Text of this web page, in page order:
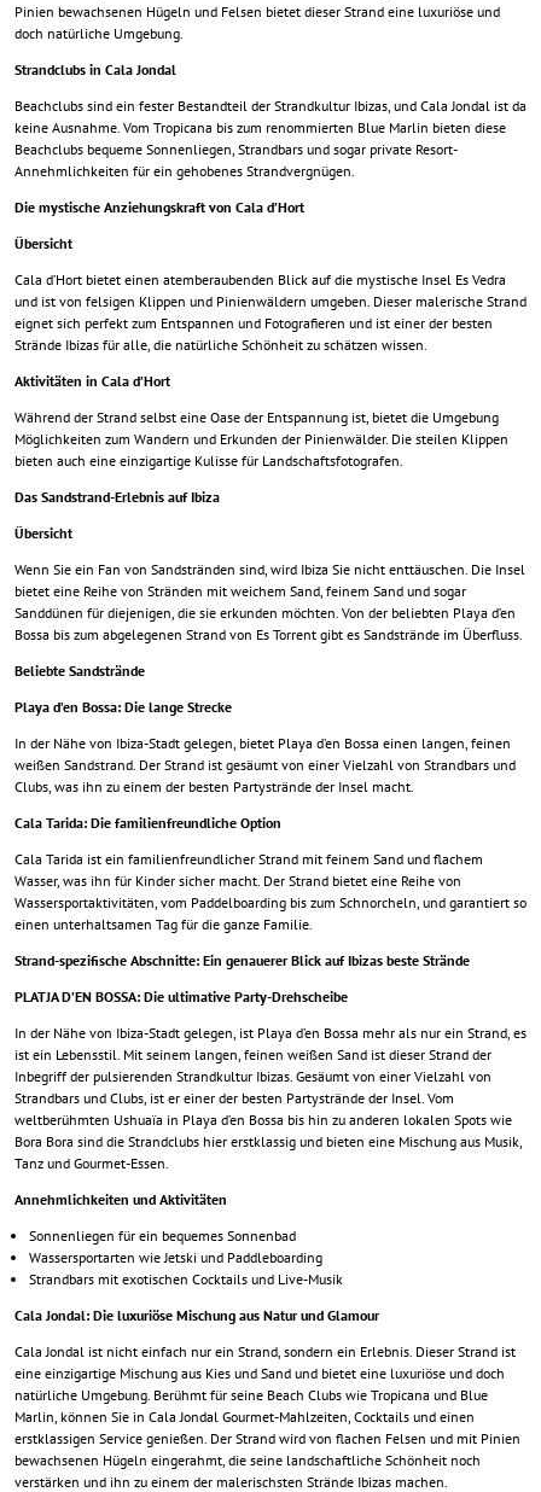
Pinien bewachsenen Hügeln und Felsen bietet dieser Strand eine luxuriöse und
doch natürliche Umgebung.
Strandclubs in Cala Jondal
Beachclubs sind ein fester Bestandteil der Strandkultur Ibizas, und Cala Jondal ist da
keine Ausnahme. Vom Tropicana bis zum renommierten Blue Marlin bieten diese
Beachclubs bequeme Sonnenliegen, Strandbars und sogar private Resort-
Annehmlichkeiten für ein gehobenes Strandvergnügen.
Die mystische Anziehungskraft von Cala d’Hort
Übersicht
Cala d’Hort bietet einen atemberaubenden Blick auf die mystische Insel Es Vedra
und ist von felsigen Klippen und Pinienwäldern umgeben. Dieser malerische Strand
eignet sich perfekt zum Entspannen und Fotografieren und ist einer der besten
Strände Ibizas für alle, die natürliche Schönheit zu schätzen wissen.
Aktivitäten in Cala d’Hort
Während der Strand selbst eine Oase der Entspannung ist, bietet die Umgebung
Möglichkeiten zum Wandern und Erkunden der Pinienwälder. Die steilen Klippen
bieten auch eine einzigartige Kulisse für Landschaftsfotografen.
Das Sandstrand-Erlebnis auf Ibiza
Übersicht
Wenn Sie ein Fan von Sandstränden sind, wird Ibiza Sie nicht enttäuschen. Die Insel
bietet eine Reihe von Stränden mit weichem Sand, feinem Sand und sogar
Sanddünen für diejenigen, die sie erkunden möchten. Von der beliebten Playa d’en
Bossa bis zum abgelegenen Strand von Es Torrent gibt es Sandstrände im Überfluss.
Beliebte Sandstrände
Playa d’en Bossa: Die lange Strecke
In der Nähe von Ibiza-Stadt gelegen, bietet Playa d’en Bossa einen langen, feinen
weißen Sandstrand. Der Strand ist gesäumt von einer Vielzahl von Strandbars und
Clubs, was ihn zu einem der besten Partystrände der Insel macht.
Cala Tarida: Die familienfreundliche Option
Cala Tarida ist ein familienfreundlicher Strand mit feinem Sand und flachem
Wasser, was ihn für Kinder sicher macht. Der Strand bietet eine Reihe von
Wassersportaktivitäten, vom Paddelboarding bis zum Schnorcheln, und garantiert so
einen unterhaltsamen Tag für die ganze Familie.
Strand-spezifische Abschnitte: Ein genauerer Blick auf Ibizas beste Strände
PLATJA D’EN BOSSA: Die ultimative Party-Drehscheibe
In der Nähe von Ibiza-Stadt gelegen, ist Playa d’en Bossa mehr als nur ein Strand, es
ist ein Lebensstil. Mit seinem langen, feinen weißen Sand ist dieser Strand der
Inbegriff der pulsierenden Strandkultur Ibizas. Gesäumt von einer Vielzahl von
Strandbars und Clubs, ist er einer der besten Partystrände der Insel. Vom
weltberühmten Ushuaïa in Playa d’en Bossa bis hin zu anderen lokalen Spots wie
Bora Bora sind die Strandclubs hier erstklassig und bieten eine Mischung aus Musik,
Tanz und Gourmet-Essen.
Annehmlichkeiten und Aktivitäten
Sonnenliegen für ein bequemes Sonnenbad
Wassersportarten wie Jetski und Paddleboarding
Strandbars mit exotischen Cocktails und Live-Musik
Cala Jondal: Die luxuriöse Mischung aus Natur und Glamour
Cala Jondal ist nicht einfach nur ein Strand, sondern ein Erlebnis. Dieser Strand ist
eine einzigartige Mischung aus Kies und Sand und bietet eine luxuriöse und doch
natürliche Umgebung. Berühmt für seine Beach Clubs wie Tropicana und Blue
Marlin, können Sie in Cala Jondal Gourmet-Mahlzeiten, Cocktails und einen
erstklassigen Service genießen. Der Strand wird von flachen Felsen und mit Pinien
bewachsenen Hügeln eingerahmt, die seine landschaftliche Schönheit noch
verstärken und ihn zu einem der malerischsten Strände Ibizas machen.